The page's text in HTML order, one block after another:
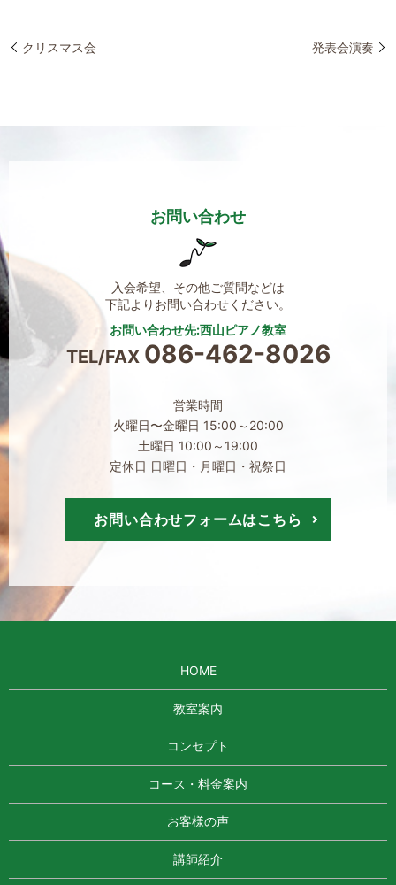
クリスマス会 発表会演奏
お問い合わせ
入会希望、その他ご質問などは
下記よりお問い合わせください。
お問い合わせ先:西山ピアノ教室
TEL/FAX 086-462-8026
営業時間
火曜日〜金曜日 15:00～20:00
土曜日 10:00～19:00
定休日 日曜日・月曜日・祝祭日
お問い合わせフォームはこちら
HOME
教室案内
コンセプト
コース・料金案内
お客様の声
講師紹介